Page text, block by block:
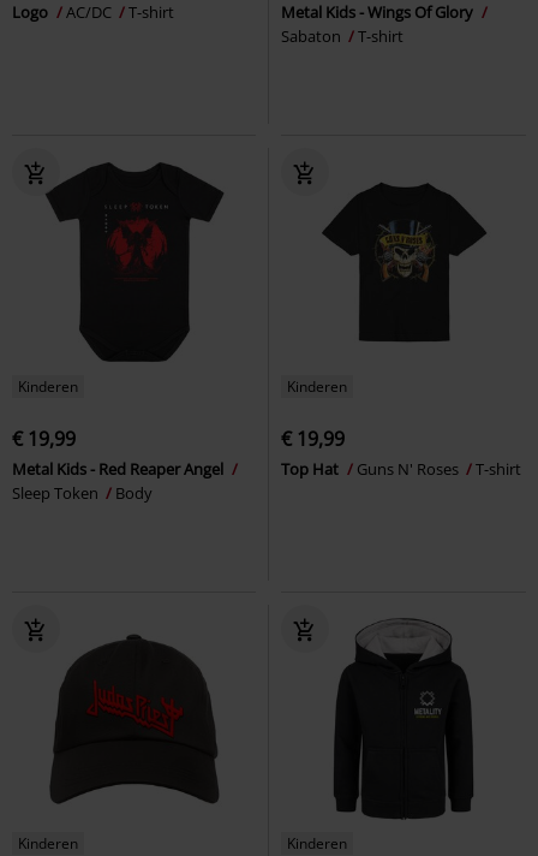
Logo AC/DC T-shirt
Metal Kids - Wings Of Glory
Sabaton
T-shirt
Kinderen
€ 19,99
Metal Kids - Red Reaper Angel
Sleep Token
Body
Kinderen
€ 19,99
Top Hat Guns N' Roses T-shirt
Kinderen Kinderen